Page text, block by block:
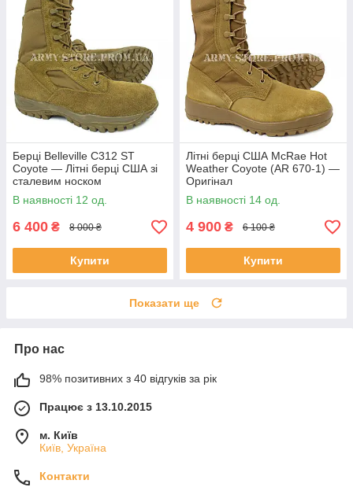
Берці Belleville C312 ST
Coyote — Літні берці США зі
сталевим носком
В наявності 12 од.
6 400 ₴ 8 000 ₴
Купити
Літні берці США McRae Hot
Weather Coyote (AR 670-1) —
Оригінал
В наявності 14 од.
4 900 ₴ 6 100 ₴
Купити
Показати ще
Про нас
98% позитивних з 40 відгуків за рік
Працює з 13.10.2015
м. Київ
Київ, Україна
Контакти